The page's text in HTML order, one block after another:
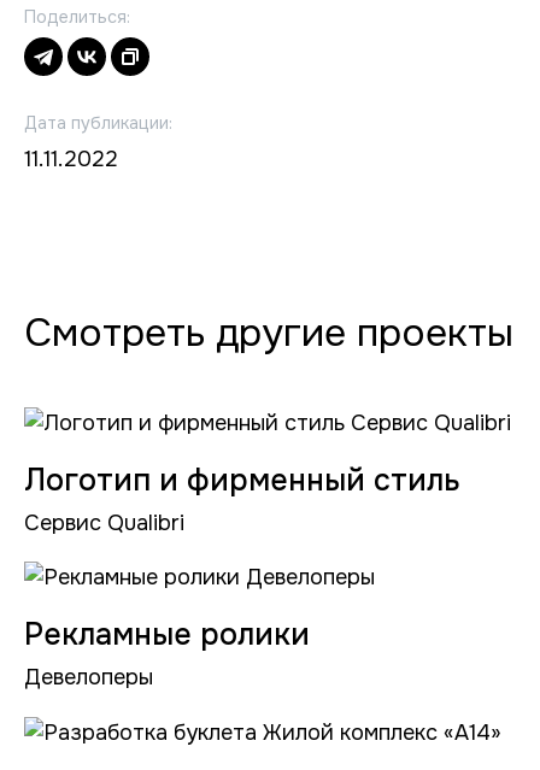
Поделиться:
Дата публикации:
11.11.2022
Смотреть другие проекты
Логотип и фирменный стиль
Сервис Qualibri
Рекламные ролики
Девелоперы